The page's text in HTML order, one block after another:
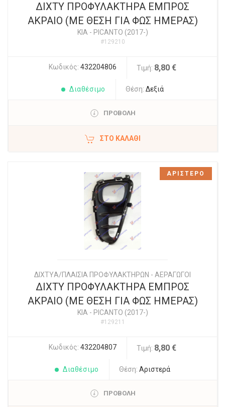
ΔΙΧΤΥ ΠΡΟΦΥΛΑΚΤΗΡΑ ΕΜΠΡΟΣ
ΑΚΡΑΙΟ (ΜΕ ΘΕΣΗ ΓΙΑ ΦΩΣ ΗΜΕΡΑΣ)
KIA - PICANTO (2017-)
#129210
Κωδικός: 432204806 Τιμή: 8,80 €
Διαθέσιμο Θέση: Δεξιά
ΠΡΟΒΟΛΗ
ΣΤΟ ΚΑΛΆΘΙ
ΔΙΧΤYΑ/ΠΛΑΙΣΙΑ ΠΡΟΦΥΛΑΚΤΗΡΩΝ - ΑΕΡΑΓΩΓΟΙ
ΔΙΧΤΥ ΠΡΟΦΥΛΑΚΤΗΡΑ ΕΜΠΡΟΣ
ΑΚΡΑΙΟ (ΜΕ ΘΕΣΗ ΓΙΑ ΦΩΣ ΗΜΕΡΑΣ)
KIA - PICANTO (2017-)
#129211
Κωδικός: 432204807 Τιμή: 8,80 €
Διαθέσιμο Θέση: Αριστερά
ΠΡΟΒΟΛΗ
ΑΡΙΣΤΕΡΟ